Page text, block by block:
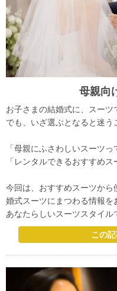
母親向
お子さまの結婚式に、スーツ
でも、いざ選ぶとなると迷う
「母親にふさわしいスーツっ
「レンタルできるおすすめス
今回は、おすすめスーツか
婚式スーツにまつわる情報を
あなたらしいスーツスタイル
この